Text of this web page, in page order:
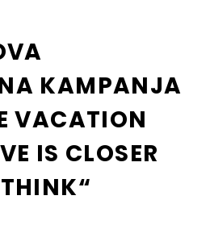
KAMPANJA
VACATION
IS CLOSER